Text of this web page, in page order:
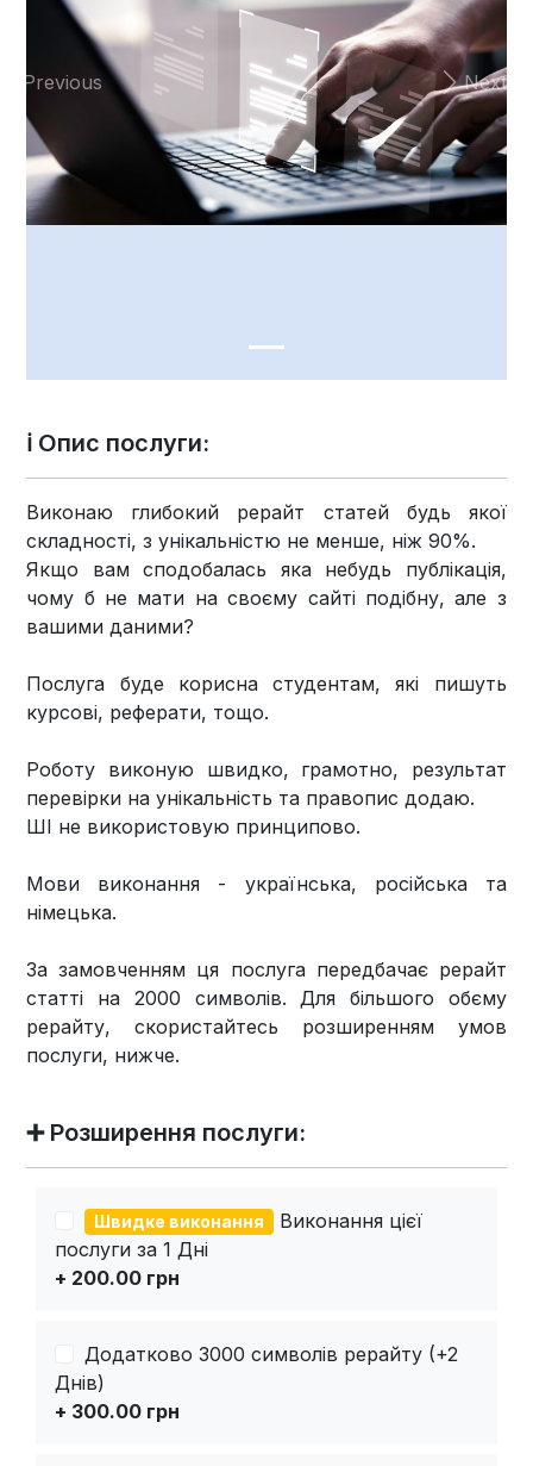
Previous Next
ℹ️ Опис послуги:
Виконаю глибокий рерайт статей будь якої
складності, з унікальністю не менше, ніж 90%.
Якщо вам сподобалась яка небудь публікація,
чому б не мати на своєму сайті подібну, але з
вашими даними?
Послуга буде корисна студентам, які пишуть
курсові, реферати, тощо.
Роботу виконую швидко, грамотно, результат
перевірки на унікальність та правопис додаю.
ШІ не використовую принципово.
Мови виконання - українська, російська та
німецька.
За замовченням ця послуга передбачає рерайт
статті на 2000 символів. Для більшого обєму
рерайту, скористайтесь розширенням умов
послуги, нижче.
➕ Розширення послуги:
Швидке виконання
Виконання цієї
послуги за 1 Дні
+ 200.00 грн
Додатково 3000 символів рерайту (+2
Днів)
+ 300.00 грн